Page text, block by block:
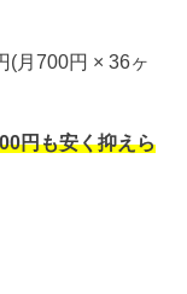
月700円 × 36ヶ
円も安く抑えら